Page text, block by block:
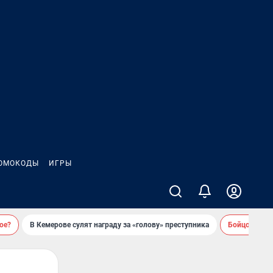
ИГРЫ
В Кемерове сулят награду за «голову» преступника Бойцовский